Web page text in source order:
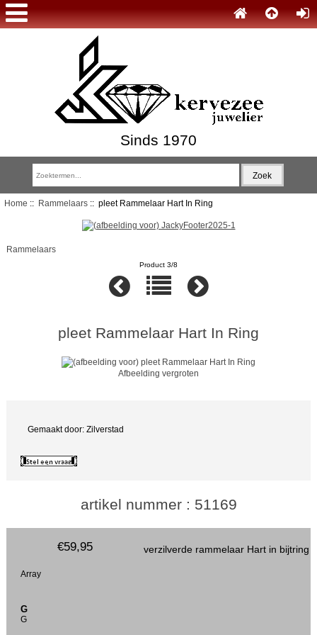
Sinds 1970
Home :: Rammelaars:: pleet Rammelaar Hart In Ring
Rammelaars
Product 3/8
pleet Rammelaar Hart In Ring
Afbeelding vergroten
Gemaakt door: Zilverstad
artikel nummer : 51169
verzilverde rammelaar Hart in bijtring
€59,95
Array
G
G